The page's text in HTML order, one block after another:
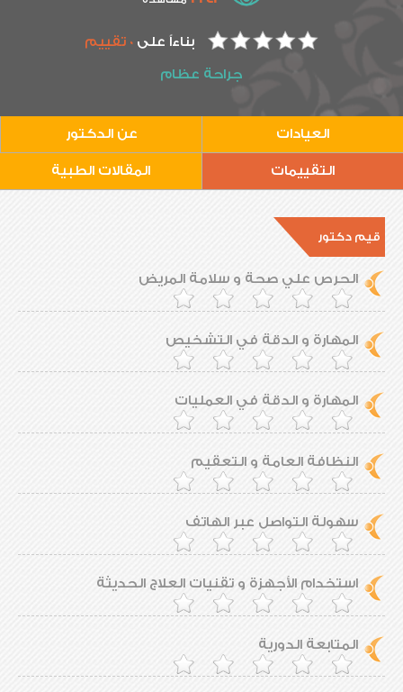
بناءاً على0 تقييم
جراحة عظام
العيادات عن الدكتور
التقييمات المقالات الطبية
قيم دكتور
الحرص علي صحة و سلامة المريض
المهارة و الدقة في التشخيص
المهارة و الدقة في العمليات
النظافة العامة و التعقيم
سهولة التواصل عبر الهاتف
استخدام الأجهزة و تقنيات العلاج الحديثة
المتابعة الدورية